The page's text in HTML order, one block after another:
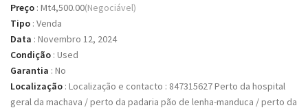
Preço : Mt4,500.00(Negociável)
Tipo : Venda
Data : Novembro 12, 2024
Condição : Used
Garantia : No
Localização : Localização e contacto : 847315627 Perto da hospital
geral da machava / perto da padaria pão de lenha-manduca / perto da